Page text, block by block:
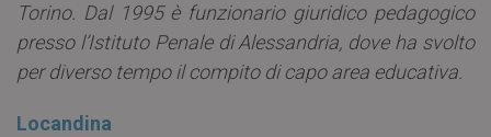
Torino. Dal 1995 è funzionario giuridico pedagogico
presso l’Istituto Penale di Alessandria, dove ha svolto
per diverso tempo il compito di capo area educativa.
Locandina